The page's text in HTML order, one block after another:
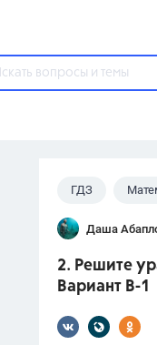
Популярные темы
ГДЗ
ОГЭ
ГДЗ
Даша
2. Решите
Вариант В-1